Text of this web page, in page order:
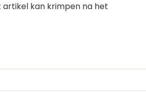
artikel kan krimpen na het